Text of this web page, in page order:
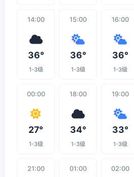
14:00
36°
1-3级
15:00
36°
1-3级
16:00
36°
1-3级
00:00
27°
1-3级
18:00
34°
1-3级
19:00
33°
1-3级
21:00 01:00 02:00